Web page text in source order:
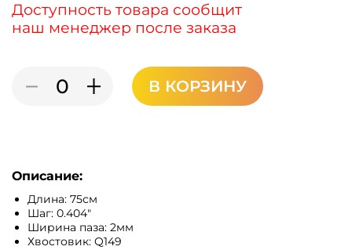
Доступность товара сообщит
наш менеджер после заказа
В КОРЗИНУ
Описание:
Длина: 75см
Шаг: 0.404"
Ширина паза: 2мм
Хвостовик: Q149